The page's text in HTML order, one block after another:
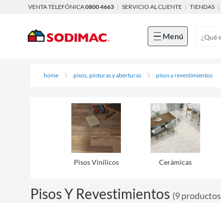
VENTA TELEFÓNICA0800 4663 | SERVICIO AL CLIENTE | TIENDAS |
Menú
home pisos, pinturas y aberturas pisos y revestimientos
Pisos Viní­licos Cerámicas
Pisos Y Revestimientos (9productos